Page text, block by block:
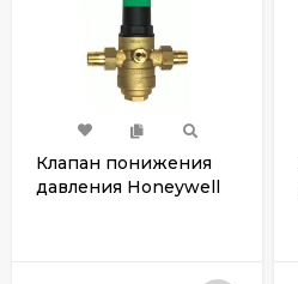
Клапан понижения
давления Honeywell